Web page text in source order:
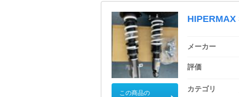
この商品の
HIPERMAX
メーカー
評価
カテゴリ